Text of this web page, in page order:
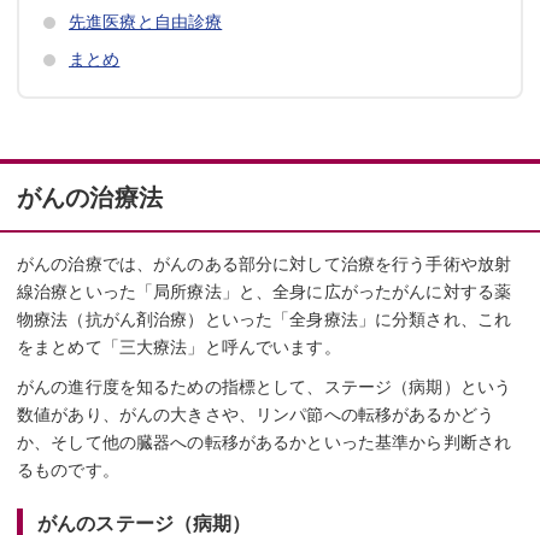
先進医療と自由診療
まとめ
がんの治療法
がんの治療では、がんのある部分に対して治療を行う手術や放射
線治療といった「局所療法」と、全身に広がったがんに対する薬
物療法（抗がん剤治療）といった「全身療法」に分類され、これ
をまとめて「三大療法」と呼んでいます。
がんの進行度を知るための指標として、ステージ（病期）という
数値があり、がんの大きさや、リンパ節への転移があるかどう
か、そして他の臓器への転移があるかといった基準から判断され
るものです。
がんのステージ（病期）